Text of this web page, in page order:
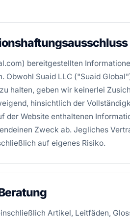
bereitgestellten
Suaid LLC ("Suaid
halten, geben wir keinerlei
hinsichtlich der
der Website enthaltenen
Zweck ab. Jegliches
auf eigenes Risiko.
Artikel, Leitfäden,